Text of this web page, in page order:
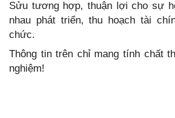
Sửu tương hợp, thuận lợi cho sự
nhau phát triển, thu hoạch tài
chức.
Thông tin trên chỉ mang tính chất
nghiệm!